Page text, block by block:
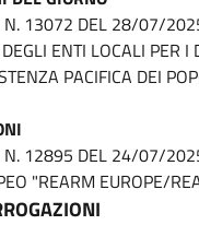
N. 13072 DEL 28/07/
ENTI LOCALI PER
PACIFICA DEI
N. 12895 DEL 24/07/
"REARM EUROPE/